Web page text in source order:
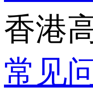
香港
常见